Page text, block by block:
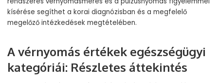
kísérése segíthet a korai diagnózisban és a megfelelő
megelőző intézkedések megtételében.
A vérnyomás értékek egészségügyi
kategóriái: Részletes áttekintés